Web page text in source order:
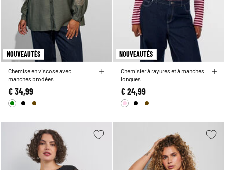
NOUVEAUTÉS
Chemise en viscose avec
manches brodées
€ 34,99
NOUVEAUTÉS
Chemisier à rayures et à manches
longues
€ 24,99